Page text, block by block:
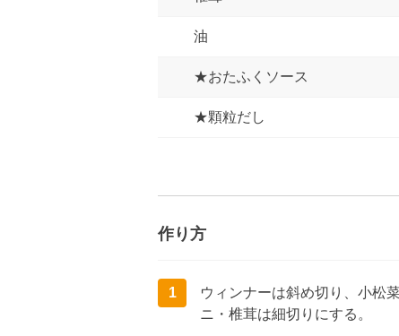
油
★おたふくソース
★顆粒だし
作り方
1
ウィンナーは斜め切り、小松
ニ・椎茸は細切りにする。